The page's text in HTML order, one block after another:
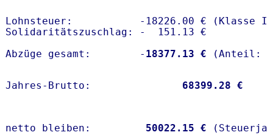
Lohnsteuer:           -18226.00 € (Klasse I)
Solidaritätszuschlag: -  151.13 €
Abzüge gesamt:        - 18377.13 €
Jahres-Brutto: 68399.28 €
netto bleiben: 50022.15 €